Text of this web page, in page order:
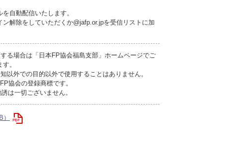
自動配信いたします。
解除をしていただくか@jafp.or.jpを受信リストに加
る場合は「日本FP協会福島支部」ホームページでご
。
以外での目的以外で使用することはありません。
協会の登録商標です。
は一切ございません。